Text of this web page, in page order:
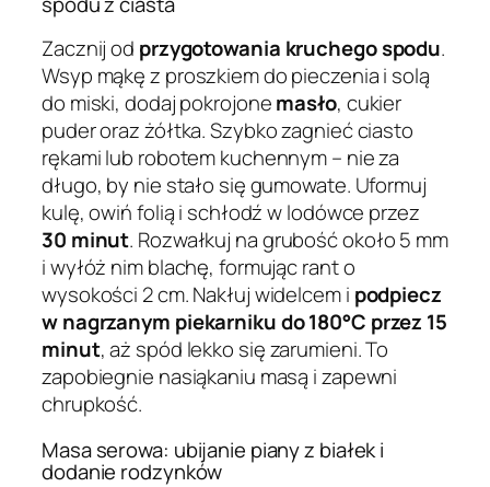
Zacznij od przygotowania kruchego spodu.
Wsyp mąkę z proszkiem do pieczenia i solą
do miski, dodaj pokrojonemasło, cukier
puder oraz żółtka. Szybko zagnieć ciasto
rękami lub robotem kuchennym – nie za
długo, by nie stało się gumowate. Uformuj
kulę, owiń folią i schłodź w lodówce przez
30 minut. Rozwałkuj na grubość około 5 mm
i wyłóż nim blachę, formując rant o
wysokości 2 cm. Nakłuj widelcem i podpiecz
w nagrzanym piekarniku do 180°C przez 15
minut, aż spód lekko się zarumieni. To
zapobiegnie nasiąkaniu masą i zapewni
chrupkość.
Masa serowa: ubijanie piany z białek i
dodanie rodzynków